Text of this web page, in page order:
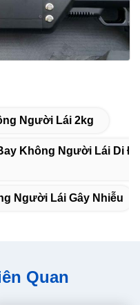
Người Lái 2kg
Không Người Lái Di
Người Lái Gây Nhiễu
Quan